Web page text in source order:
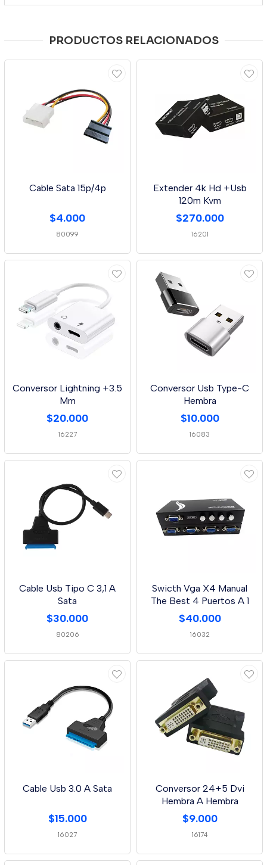
PRODUCTOS RELACIONADOS
Cable Sata 15p/4p
$4.000
80099
Extender 4k Hd +Usb
120m Kvm
$270.000
16201
Conversor Lightning +3.5
Mm
$20.000
16227
Conversor Usb Type-C
Hembra
$10.000
16083
Cable Usb Tipo C 3,1 A
Sata
$30.000
80206
Swicth Vga X4 Manual
The Best 4 Puertos A 1
$40.000
16032
Cable Usb 3.0 A Sata
$15.000
16027
Conversor 24+5 Dvi
Hembra A Hembra
$9.000
16174